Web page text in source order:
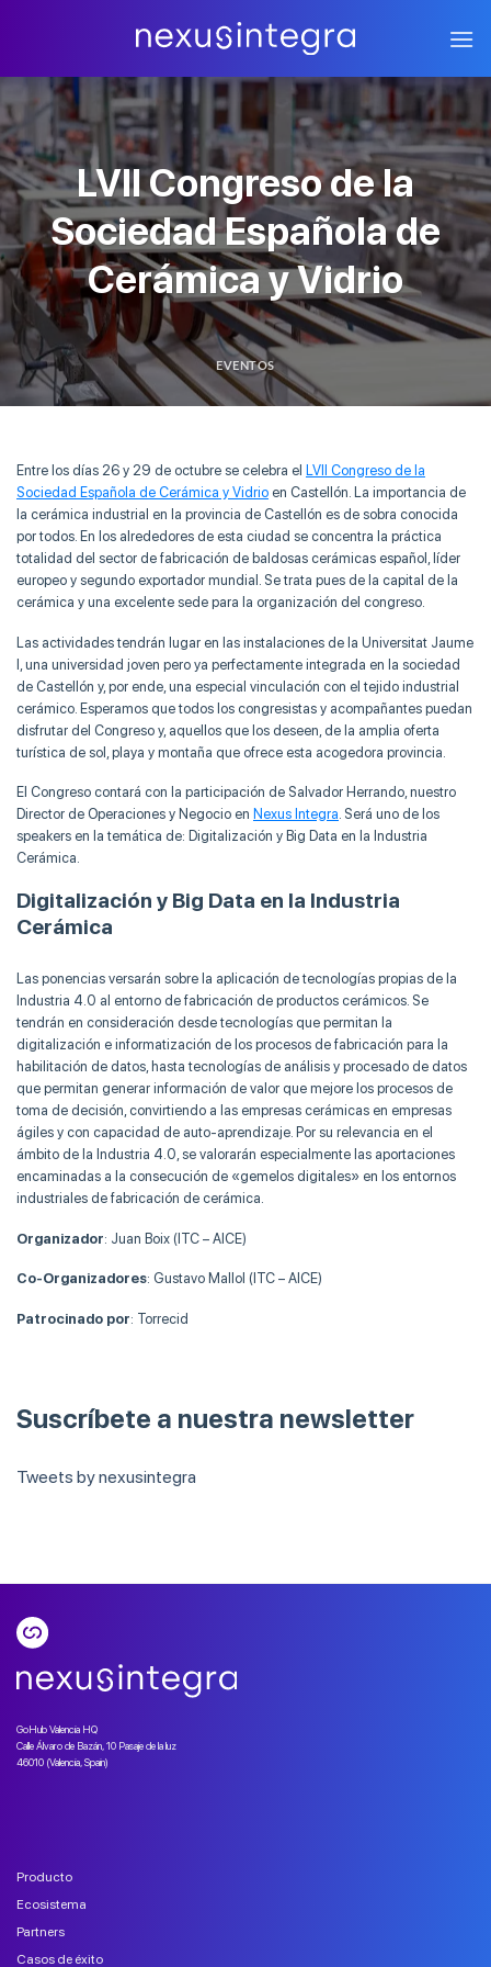
LVII Congreso de la
Sociedad Española de
Cerámica y Vidrio
EVENTOS
Entre los días 26 y 29 de octubre se celebra el LVII Congreso de la
Sociedad Española de Cerámica y Vidrio en Castellón. La importancia de
la cerámica industrial en la provincia de Castellón es de sobra conocida
por todos. En los alrededores de esta ciudad se concentra la práctica
totalidad del sector de fabricación de baldosas cerámicas español, líder
europeo y segundo exportador mundial. Se trata pues de la capital de la
cerámica y una excelente sede para la organización del congreso.
Las actividades tendrán lugar en las instalaciones de la Universitat Jaume
I, una universidad joven pero ya perfectamente integrada en la sociedad
de Castellón y, por ende, una especial vinculación con el tejido industrial
cerámico. Esperamos que todos los congresistas y acompañantes puedan
disfrutar del Congreso y, aquellos que los deseen, de la amplia oferta
turística de sol, playa y montaña que ofrece esta acogedora provincia.
El Congreso contará con la participación de Salvador Herrando, nuestro
Director de Operaciones y Negocio en Nexus Integra. Será uno de los
speakers en la temática de: Digitalización y Big Data en la Industria
Cerámica.
Digitalización y Big Data en la Industria
Cerámica
Las ponencias versarán sobre la aplicación de tecnologías propias de la
Industria 4.0 al entorno de fabricación de productos cerámicos. Se
tendrán en consideración desde tecnologías que permitan la
digitalización e informatización de los procesos de fabricación para la
habilitación de datos, hasta tecnologías de análisis y procesado de datos
que permitan generar información de valor que mejore los procesos de
toma de decisión, convirtiendo a las empresas cerámicas en empresas
ágiles y con capacidad de auto-aprendizaje. Por su relevancia en el
ámbito de la Industria 4.0, se valorarán especialmente las aportaciones
encaminadas a la consecución de «gemelos digitales» en los entornos
industriales de fabricación de cerámica.
Organizador: Juan Boix (ITC – AICE)
Co-Organizadores: Gustavo Mallol (ITC – AICE)
Patrocinado por: Torrecid
Suscríbete a nuestra newsletter
Tweets by nexusintegra
GoHub Valencia HQ
Calle Álvaro de Bazán, 10 Pasaje de la luz
46010 (Valencia, Spain)
Producto
Ecosistema
Partners
Casos de éxito